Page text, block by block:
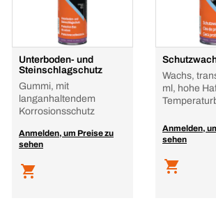
Unterboden- und
Steinschlagschutz
Gummi, mit
langanhaltendem
Korrosionsschutz
Anmelden, um Preise zu
sehen
Wachs,
ml, hohe
Anmelden,
sehen